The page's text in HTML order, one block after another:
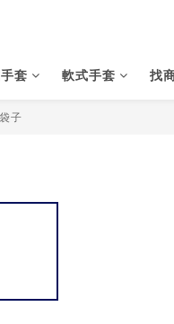
套 軟式手套 找
子